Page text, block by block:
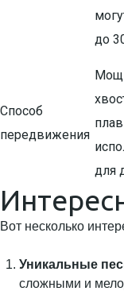
до
Способ
передвижения
для
Вот несколько
Уникальные
сложными и